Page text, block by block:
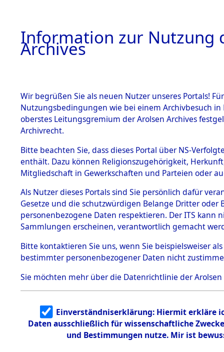
BESTÄNDE
1.
mente
5. Verschiedenes
5.3
Todesmärsche
5.3.1 Alliierte
Erhebungen
zu
Todesmärsch
en
5.3.2
Identifizierun
g
5.3.3
Todesmärsch
auf dem
zur
Roding)
Leben
0002
Information zur Nutzung
Archives
Wir begrüßen Sie als neuen Nutzer unseres Portals!
Nutzungsbedingungen wie bei einem Archivbesuch
oberstes Leitungsgremium der Arolsen Archives
Archivrecht.
Bitte beachten Sie, dass dieses Portal über NS-
enthält. Dazu können Religionszugehörigkeit,
Mitgliedschaft in Gewerkschaften und Parteien oder
Als Nutzer dieses Portals sind Sie persönlich dafür
Gesetze und die schutzwürdigen Belange Dritter
personenbezogene Daten respektieren. Der ITS
Sammlungen erscheinen, verantwortlich gemacht
Bitte kontaktieren Sie uns, wenn Sie beispielsweiser
bestimmter personenbezogener Daten nicht
Sie möchten mehr über die Datenrichtlinie der Arolsen
Einverständniserklärung: Hiermit erkläre
Daten ausschließlich für wissenschaftliche
und Bestimmungen nutze. Mir ist